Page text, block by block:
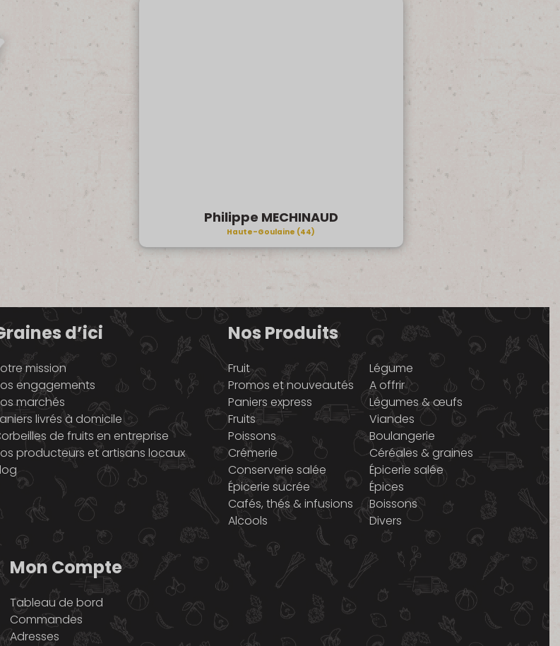
Philippe MECHINAUD
Haute-Goulaine (44)
d’ici
mission
engagements
marchés
livrés à domicile
de fruits en entreprise
producteurs et artisans locaux
Nos Produits
Fruit
Légume
Promos et nouveautés
A offrir
Paniers express
Légumes & œufs
Fruits
Viandes
Poissons
Boulangerie
Crémerie
Céréales & graines
Conserverie salée
Épicerie salée
Épicerie sucrée
Épices
Cafés, thés & infusions
Boissons
Alcools
Divers
Mon Compte
Tableau de bord
Commandes
Adresses